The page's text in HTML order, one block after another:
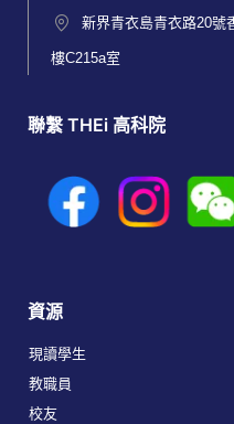
新界青衣島青衣路20號
樓C215a室
聯繫 THEi 高科院
資源
現讀學生
教職員
校友